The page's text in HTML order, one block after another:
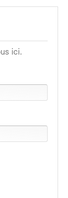
ici.